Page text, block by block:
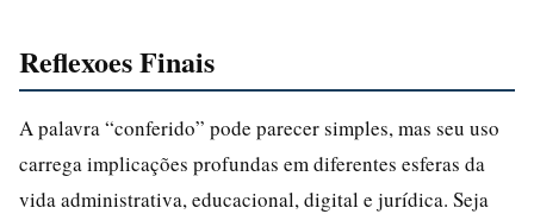
Reflexoes Finais
A palavra “conferido” pode parecer simples, mas seu uso
carrega implicações profundas em diferentes esferas da
vida administrativa, educacional, digital e jurídica. Seja